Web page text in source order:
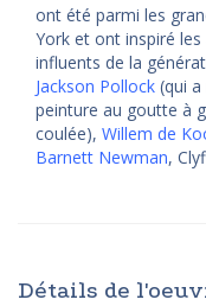
ont été parmi les
York et ont inspiré
influents de la
Jackson Pollock (qui
peinture au goutte à
coulée), Willem de
Barnett Newman,
Détails de